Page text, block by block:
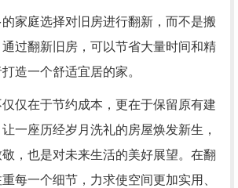
家庭选择对旧房进行翻新，而不是搬
过翻新旧房，可以节省大量时间和精
造一个舒适宜居的家。
仅在于节约成本，更在于保留原有建
一座历经岁月洗礼的房屋焕发新生，
，也是对未来生活的美好展望。在翻
每一个细节，力求使空间更加实用、